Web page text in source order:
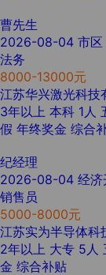
曹先生
2026-08-04 市区
法务
8000-13000元
江苏华兴激光科技
3年以上 本科 1人
假 年终奖金 综合
纪经理
2026-08-04 经济
销售员
5000-8000元
江苏实为半导体科
2年以上 大专 5人
金 综合补贴